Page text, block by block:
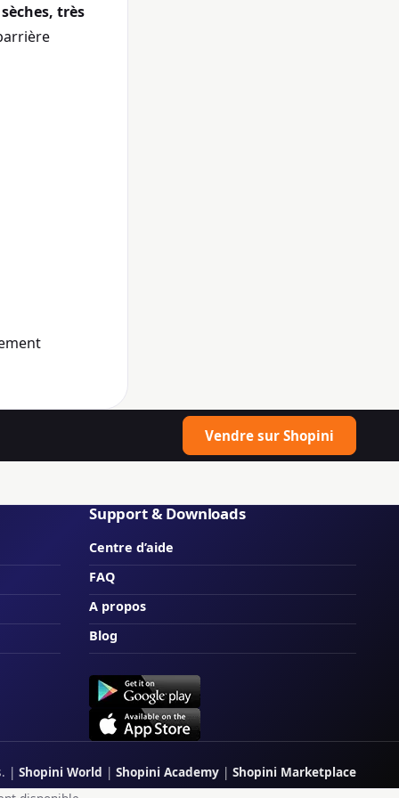
sèches, très
Vendre sur Shopini
Support & Downloads
Centre d’aide
FAQ
A propos
Blog
| Shopini World | Shopini Academy | Shopini Marketplace